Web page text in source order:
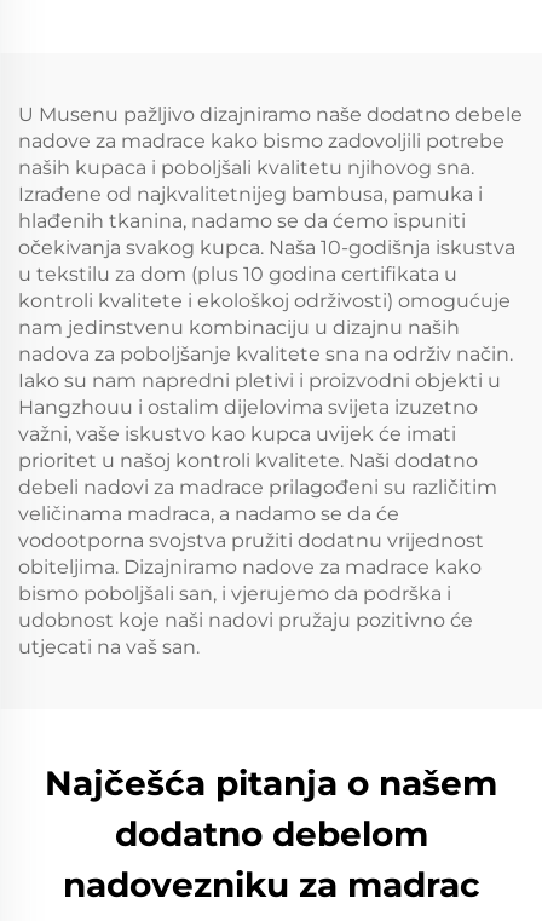
za spavaću sobu, hotel
(siva boja)
U Musenu pažljivo dizajniramo naše dodatno debele
nadove za madrace kako bismo zadovoljili potrebe
naših kupaca i poboljšali kvalitetu njihovog sna.
Izrađene od najkvalitetnijeg bambusa, pamuka i
hlađenih tkanina, nadamo se da ćemo ispuniti
očekivanja svakog kupca. Naša 10-godišnja iskustva
u tekstilu za dom (plus 10 godina certifikata u
kontroli kvalitete i ekološkoj održivosti) omogućuje
nam jedinstvenu kombinaciju u dizajnu naših
nadova za poboljšanje kvalitete sna na održiv način.
Iako su nam napredni pletivi i proizvodni objekti u
Hangzhouu i ostalim dijelovima svijeta izuzetno
važni, vaše iskustvo kao kupca uvijek će imati
prioritet u našoj kontroli kvalitete. Naši dodatno
debeli nadovi za madrace prilagođeni su različitim
veličinama madraca, a nadamo se da će
vodootporna svojstva pružiti dodatnu vrijednost
obiteljima. Dizajniramo nadove za madrace kako
bismo poboljšali san, i vjerujemo da podrška i
udobnost koje naši nadovi pružaju pozitivno će
utjecati na vaš san.
Najčešća pitanja o našem
dodatno debelom
nadovezniku za madrac